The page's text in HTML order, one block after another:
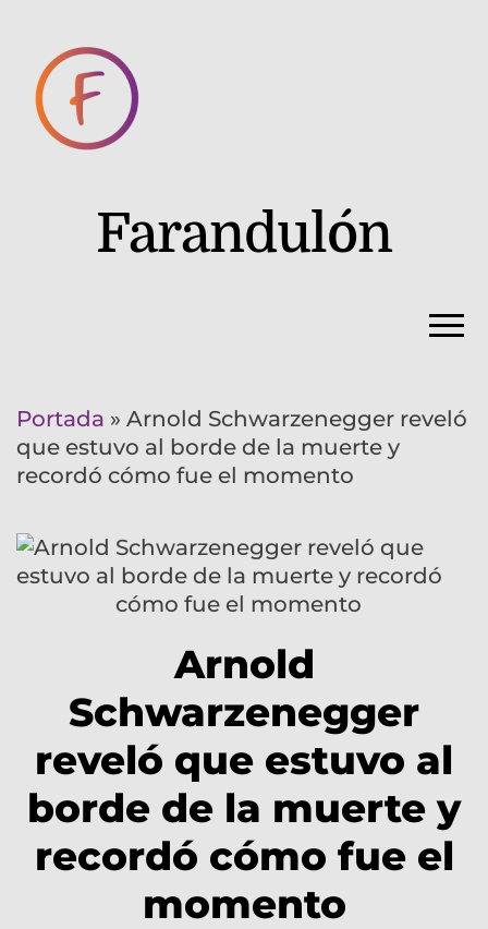
Farandulón
Portada » Arnold Schwarzenegger reveló
que estuvo al borde de la muerte y
recordó cómo fue el momento
Arnold
Schwarzenegger
reveló que estuvo al
borde de la muerte y
recordó cómo fue el
momento